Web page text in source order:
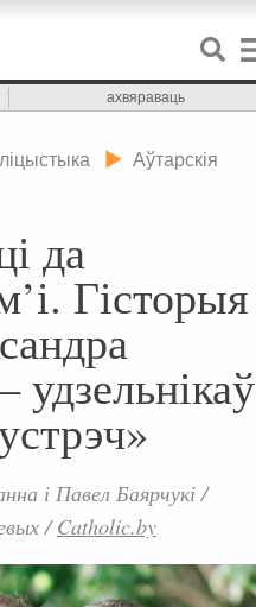
ахвяраваць
Аўтарскія
да
Гісторыя
і Павел Баярчукі/
/Catholic.by